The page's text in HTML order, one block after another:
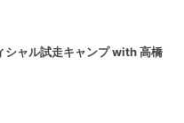
シャル試走キャンプ with 高橋